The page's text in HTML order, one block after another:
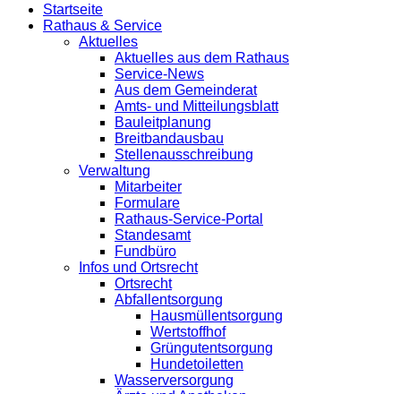
Startseite
Rathaus & Service
Aktuelles
Aktuelles aus dem Rathaus
Service-News
Aus dem Gemeinderat
Amts- und Mitteilungsblatt
Bauleitplanung
Breitbandausbau
Stellenausschreibung
Verwaltung
Mitarbeiter
Formulare
Rathaus-Service-Portal
Standesamt
Fundbüro
Infos und Ortsrecht
Ortsrecht
Abfallentsorgung
Hausmüllentsorgung
Wertstoffhof
Grüngutentsorgung
Hundetoiletten
Wasserversorgung